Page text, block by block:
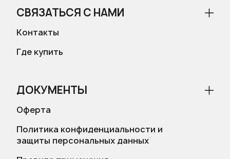
СВЯЗАТЬСЯ С НАМИ
Контакты
Где купить
ДОКУМЕНТЫ
Оферта
Политика конфиденциальности и
защиты персональных данных